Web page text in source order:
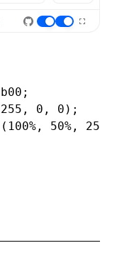
, 0 ,
0);
, 50% , 25%